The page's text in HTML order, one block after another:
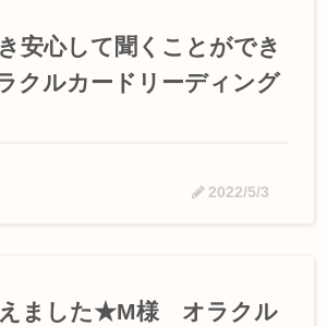
安心して聞くことができ
ルカードリーディング
2022/5/3
えました★M様 オラクル